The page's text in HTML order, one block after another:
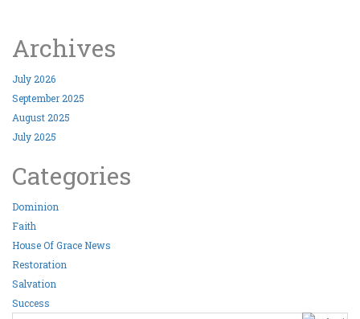
Archives
July 2026
September 2025
August 2025
July 2025
Categories
Dominion
Faith
House Of Grace News
Restoration
Salvation
Success